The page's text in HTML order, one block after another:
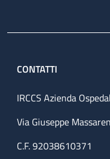
CONTATTI
IRCCS Azienda
Via Giuseppe
C.F. 92038610371